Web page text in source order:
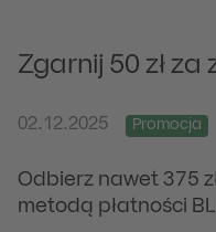
Zgarnij 50 zł za
02.12.2025 Promocja
Odbierz nawet 375
metodą płatności